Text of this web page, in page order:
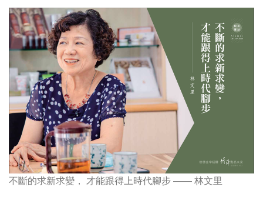
不斷的求新求變， 才能跟得上時代腳步 —— 林文里